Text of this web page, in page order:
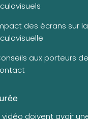
des écrans sur
aux porteurs
doivent avoir